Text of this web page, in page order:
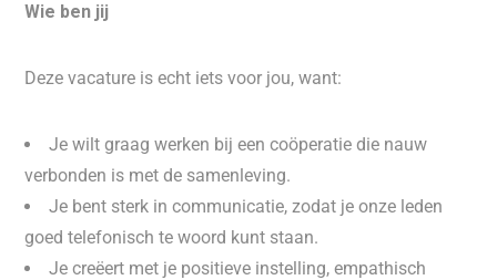
Wie ben jij
Deze vacature is echt iets voor jou, want:
Je wilt graag werken bij een coöperatie die nauw
verbonden is met de samenleving.
Je bent sterk in communicatie, zodat je onze leden
goed telefonisch te woord kunt staan.
Je creëert met je positieve instelling, empathisch